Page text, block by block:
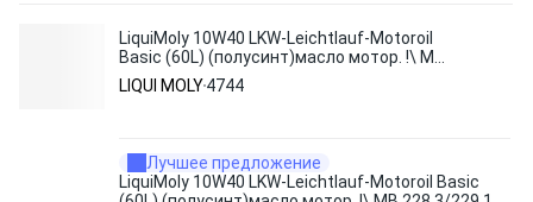
LiquiMoly 10W40 LKW-Leichtlauf-Motoroil
Basic (60L) (полусинт)масло мотор. !\ MB
228.3/229.1
LIQUI MOLY4744
Лучшее предложение
LiquiMoly 10W40 LKW-Leichtlauf-Motoroil Basic